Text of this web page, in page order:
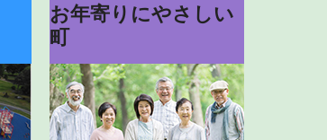
お年寄りにやさしい
町